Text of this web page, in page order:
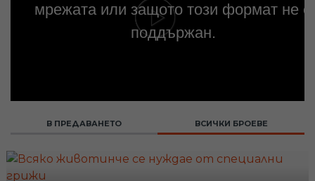
мрежата или защото този формат не е
поддържан.
В ПРЕДАВАНЕТО ВСИЧКИ БРОЕВЕ